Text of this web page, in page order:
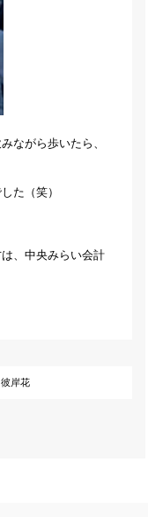
ながら歩いたら、
た（笑）
、中央みらい会計
彼岸花